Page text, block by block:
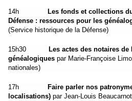
14h
Les fonds et collections
Défense : ressources pour les
(Service historique de la Défense)
15h30
Les actes des notaires
généalogiques par Marie-Françoise
nationales)
17h
Faire parler nos
localisations) par Jean-Louis Beaucarnot